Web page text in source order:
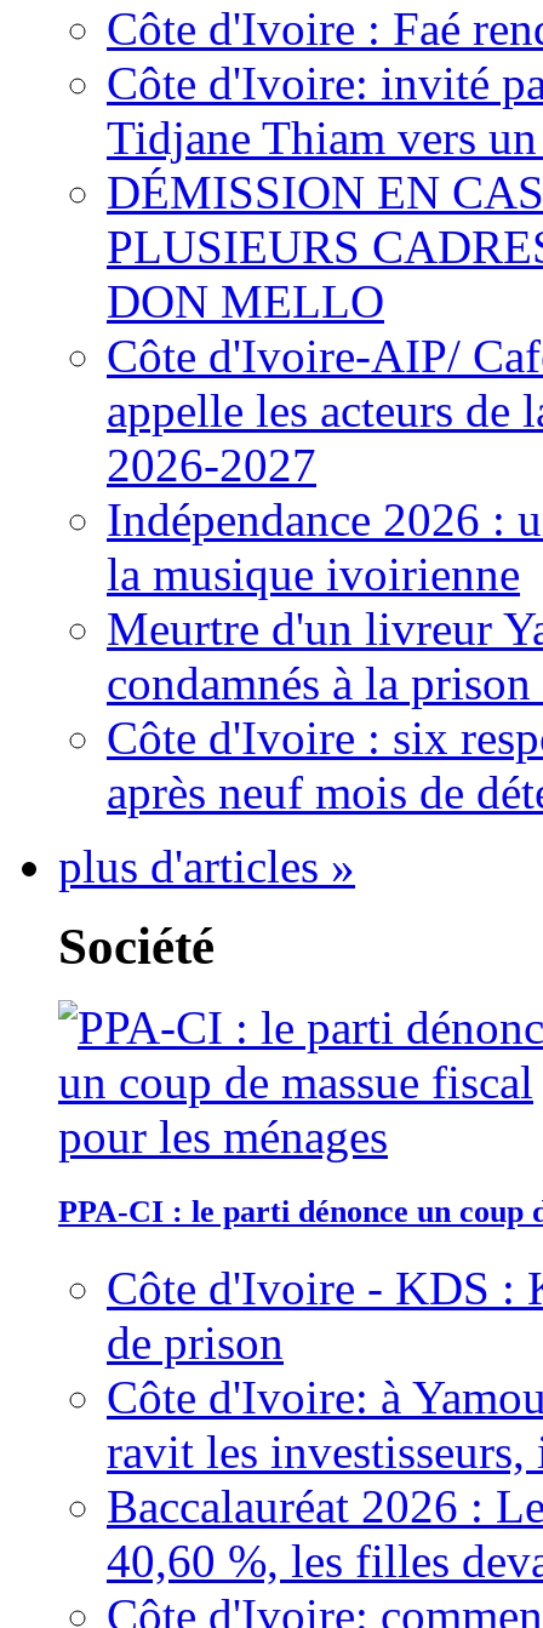
Côte d'Ivoire : Faé
Côte d'Ivoire: invité
Tidjane Thiam vers
DÉMISSION EN
PLUSIEURS
DON MELLO
Côte d'Ivoire-AIP/
appelle les acteurs de
2026-2027
Indépendance 2026 :
la musique ivoirienne
Meurtre d'un livreur
condamnés à la
Côte d'Ivoire : six
après neuf mois de
plus d'articles »
Société
PPA-CI : le parti dénonce un coup
Côte d'Ivoire - KDS :
de prison
Côte d'Ivoire: à
ravit les
Baccalauréat 2026 :
40,60 %, les filles
Côte d'Ivoire: